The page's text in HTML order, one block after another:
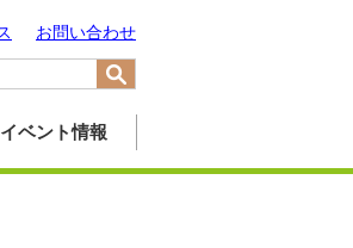
お問い合わせ
イベント情報